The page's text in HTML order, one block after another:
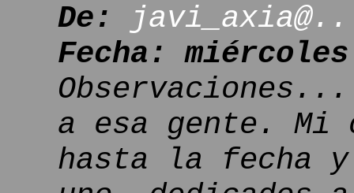
De:
Fecha:
a esa gente. Mi
hasta la fecha